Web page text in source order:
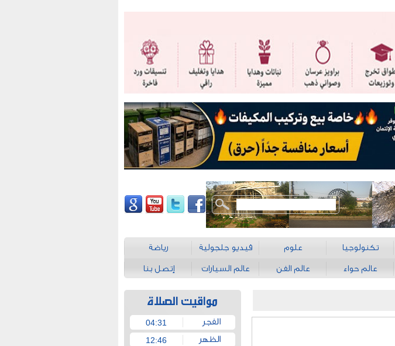
تكنولوجيا علوم فيديو جلجولية رياضة
عالم حواء عالم الفن عالم السيارات إتصل بنا
04:31
12:46